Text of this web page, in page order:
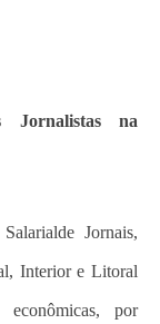
Jornalistas na
Jornais,
Interior e Litoral
por